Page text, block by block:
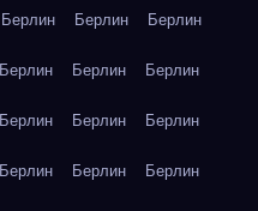
Берлин Берлин Берлин
Берлин Берлин Берлин
Берлин Берлин Берлин
Берлин Берлин Берлин